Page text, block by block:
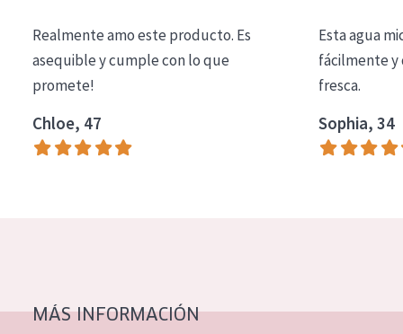
Essentials
Lift+
Expert
Piel madura
Realmente amo este producto. Es
asequible y cumple con lo que
promete!
Chloe, 47
Esta agua
fácilmente y
fresca.
Sophia, 34
MÁS INFORMACIÓN